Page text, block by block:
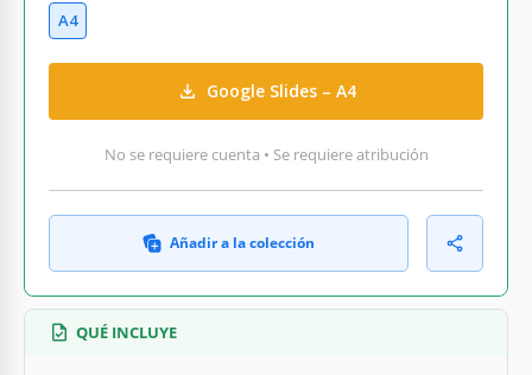
A4
Google Slides – A4
No se requiere cuenta • Se requiere atribución
Añadir a la colección
QUÉ INCLUYE